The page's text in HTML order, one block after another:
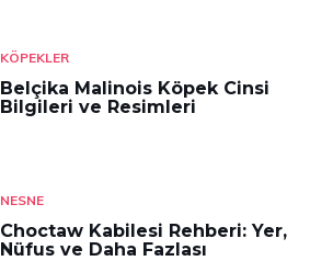
KÖPEKLER
Belçika Malinois Köpek Cinsi
Bilgileri ve Resimleri
NESNE
Choctaw Kabilesi Rehberi: Yer,
Nüfus ve Daha Fazlası